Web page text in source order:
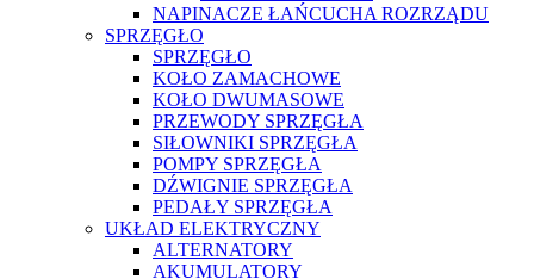
NAPINACZE ŁAŃCUCHA ROZRZĄDU
SPRZĘGŁO
SPRZĘGŁO
KOŁO ZAMACHOWE
KOŁO DWUMASOWE
PRZEWODY SPRZĘGŁA
SIŁOWNIKI SPRZĘGŁA
POMPY SPRZĘGŁA
DŹWIGNIE SPRZĘGŁA
PEDAŁY SPRZĘGŁA
UKŁAD ELEKTRYCZNY
ALTERNATORY
AKUMULATORY